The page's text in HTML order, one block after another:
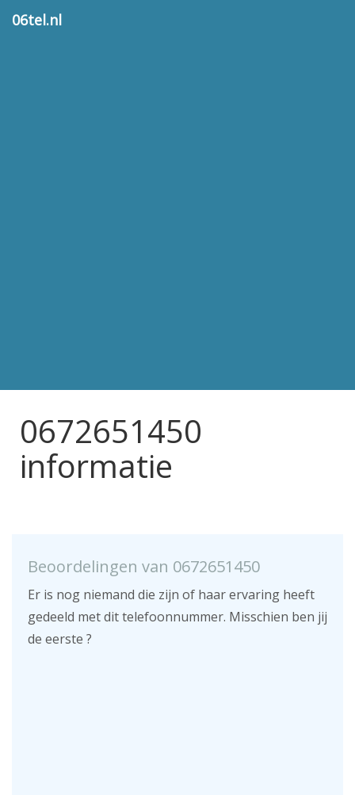
06tel.nl
0672651450
informatie
Beoordelingen van 0672651450
Er is nog niemand die zijn of haar ervaring heeft
gedeeld met dit telefoonnummer. Misschien ben jij
de eerste ?